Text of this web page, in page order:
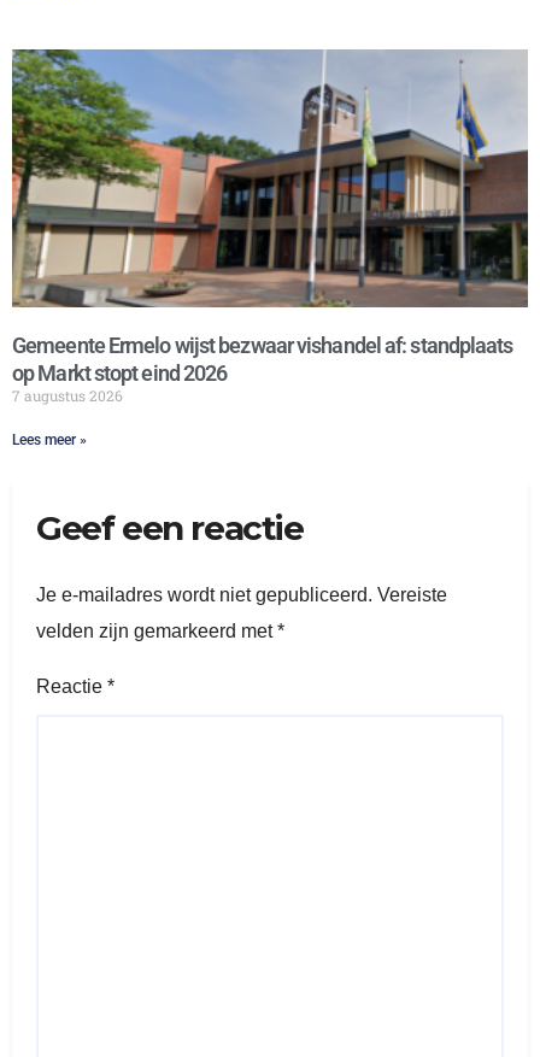
Gemeente Ermelo wijst bezwaar vishandel af: standplaats
op Markt stopt eind 2026
7 augustus 2026
Lees meer »
Geef een reactie
Je e-mailadres wordt niet gepubliceerd. Vereiste
velden zijn gemarkeerd met*
Reactie *